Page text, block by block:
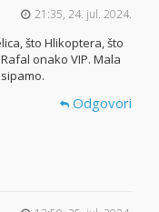
21:35, 24. jul. 2024.
što Hlikoptera, što
onako VIP. Mala
Odgovori